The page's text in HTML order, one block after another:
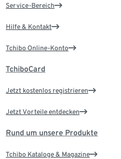
Service-Bereich
Hilfe & Kontakt
Tchibo Online-Konto
TchiboCard
Jetzt kostenlos registrieren
Jetzt Vorteile entdecken
Rund um unsere Produkte
Tchibo Kataloge & Magazine